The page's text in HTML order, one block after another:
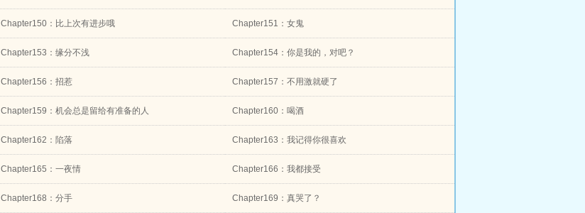
Chapter150：比上次有进步哦 Chapter151：女鬼
Chapter153：缘分不浅 Chapter154：你是我的，对吧？
Chapter156：招惹 Chapter157：不用激就硬了
Chapter159：机会总是留给有准备的人 Chapter160：喝酒
Chapter162：陷落 Chapter163：我记得你很喜欢
Chapter165：一夜情 Chapter166：我都接受
Chapter168：分手 Chapter169：真哭了？